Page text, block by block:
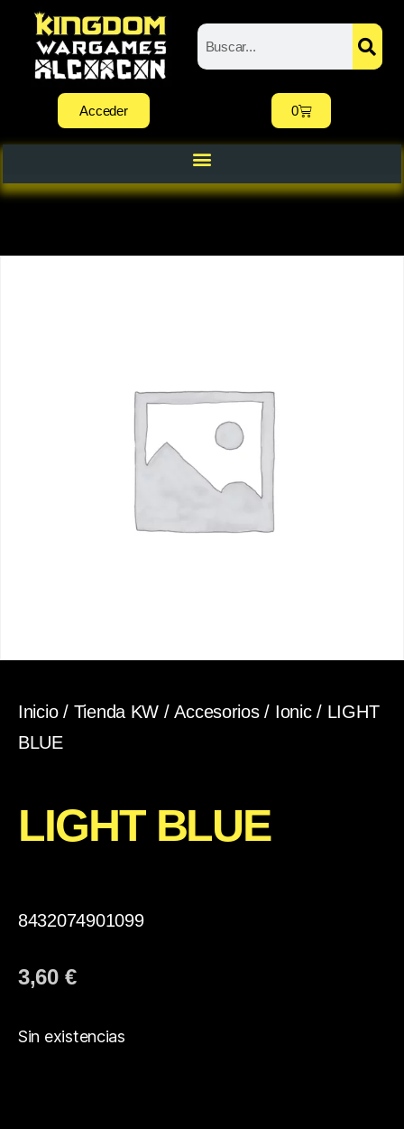
Acceder 0
Inicio/ Tienda KW /Accesorios/ Ionic/ LIGHT
BLUE
LIGHT BLUE
8432074901099
3,60 €
Sin existencias